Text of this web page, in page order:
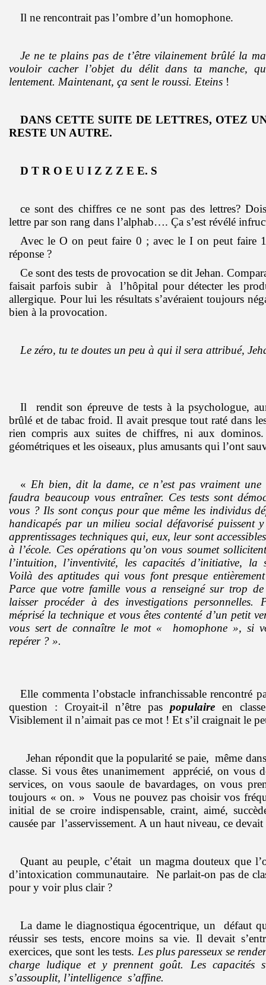
Il ne rencontrait pas l’ombre d’un homophone.
Je ne te plains pas de t’être vilainement brûlé la
vouloir cacher l’objet du délit dans ta manche,
lentement. Maintenant, ça sent le roussi. Eteins !
DANS CETTE SUITE DE LETTRES, OTEZ
RESTE UN AUTRE.
D T R O E U I Z Z Z E E. S
ce sont des chiffres ce ne sont pas des lettres?
lettre par son rang dans l’alphab…. Ça s’est révélé
Avec le O on peut faire 0 ; avec le I on peut faire
réponse ?
Ce sont des tests de provocation se dit Jehan.
faisait parfois subir à l’hôpital pour détecter les
allergique. Pour lui les résultats s’avéraient toujours
bien à la provocation.
Le zéro, tu te doutes un peu à qui il sera attribué,
Il rendit son épreuve de tests à la psychologue,
brûlé et de tabac froid. Il avait presque tout raté dans
rien compris aux suites de chiffres, ni aux dominos.
géométriques et les oiseaux, plus amusants qui l’ont
« Eh bien, dit la dame, ce n’est pas vraiment
faudra beaucoup vous entraîner. Ces tests sont
vous ? Ils sont conçus pour que même les individus
handicapés par un milieu social défavorisé puissent
apprentissages techniques qui, eux, leur sont
à l’école. Ces opérations qu’on vous soumet
l’intuition, l’inventivité, les capacités d’initiative, la
Voilà des aptitudes qui vous font presque
Parce que votre famille vous a renseigné sur trop
laisser procéder à des investigations personnelles.
méprisé la technique et vous êtes contenté d’un petit
vous sert de connaître le mot « homophone », si
repérer ? ».
Elle commenta l’obstacle infranchissable rencontré
question : Croyait-il n’être pas populaireen
Visiblement il n’aimait pas ce mot ! Et s’il craignait le
Jehan répondit que la popularité se paie, même
classe. Si vous êtes unanimement apprécié, on vous
services, on vous saoule de bavardages, on vous
toujours « on. » Vous ne pouvez pas choisir vos
initial de se croire indispensable, craint, aimé,
causée par l’asservissement. A un haut niveau, ce
Quant au peuple, c’était un magma douteux que
d’intoxication communautaire. Ne parlait-on pas de
pour y voir plus clair ?
La dame le diagnostiqua égocentrique, un défaut
réussir ses tests, encore moins sa vie. Il devait
exercices, que sont les tests. Les plus paresseux se
charge ludique et y prennent goût. Les capacités
s’assouplit, l’intelligence s’affine.